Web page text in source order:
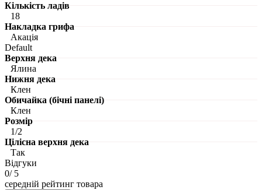
Кількість ладів
18
Накладка грифа
Акація
Default
Верхня дека
Ялина
Нижня дека
Клен
Обичайка (бічні панелі)
Клен
Розмір
1/2
Цілісна верхня дека
Так
Відгуки
0/ 5
середній рейтинг товара